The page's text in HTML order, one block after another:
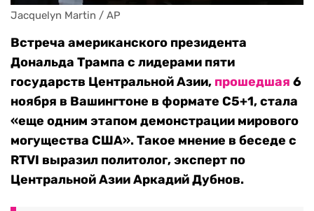
Jacquelyn Martin / AP
Встреча американского президента
Дональда Трампа с лидерами пяти
государств Центральной Азии, прошедшая 6
ноября в Вашингтоне в формате C5+1, стала
«еще одним этапом демонстрации мирового
могущества США». Такое мнение в беседе с
RTVI выразил политолог, эксперт по
Центральной Азии Аркадий Дубнов.